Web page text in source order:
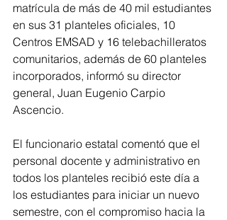
matrícula de más de 40 mil estudiantes
en sus 31 planteles oficiales, 10
Centros EMSAD y 16 telebachilleratos
comunitarios, además de 60 planteles
incorporados, informó su director
general, Juan Eugenio Carpio
Ascencio.
El funcionario estatal comentó que el
personal docente y administrativo en
todos los planteles recibió este día a
los estudiantes para iniciar un nuevo
semestre, con el compromiso hacia la